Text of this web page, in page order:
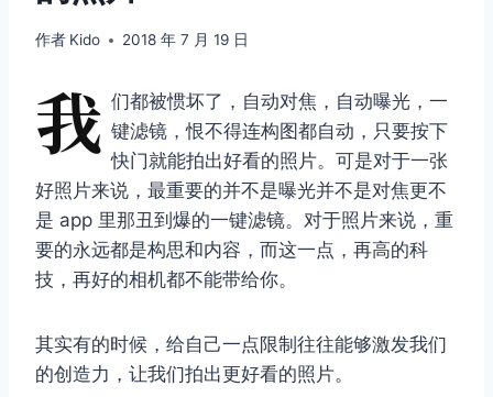
作者 Kido 2018 年 7 月 19 日
我 们都被惯坏了，自动对焦，自动曝光，一
键滤镜，恨不得连构图都自动，只要按下
快门就能拍出好看的照片。可是对于一张
好照片来说，最重要的并不是曝光并不是对焦更不
是 app 里那丑到爆的一键滤镜。对于照片来说，重
要的永远都是构思和内容，而这一点，再高的科
技，再好的相机都不能带给你。
其实有的时候，给自己一点限制往往能够激发我们
的创造力，让我们拍出更好看的照片。